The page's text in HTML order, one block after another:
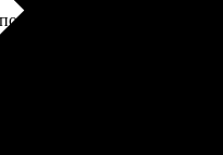
заказа к печати
могут связаться с Вами
телефону или email для
деталей.